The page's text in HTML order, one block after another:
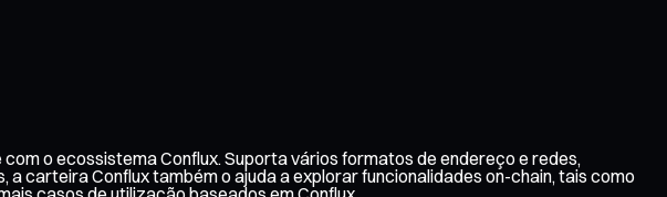
o ecossistema Conflux. Suporta vários formatos de endereço e redes,
carteira Conflux também o ajuda a explorar funcionalidades on-chain, tais como